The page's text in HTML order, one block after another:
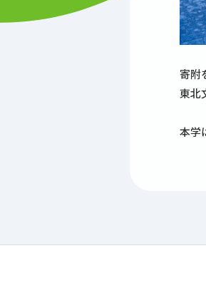
寄附
東北
本学